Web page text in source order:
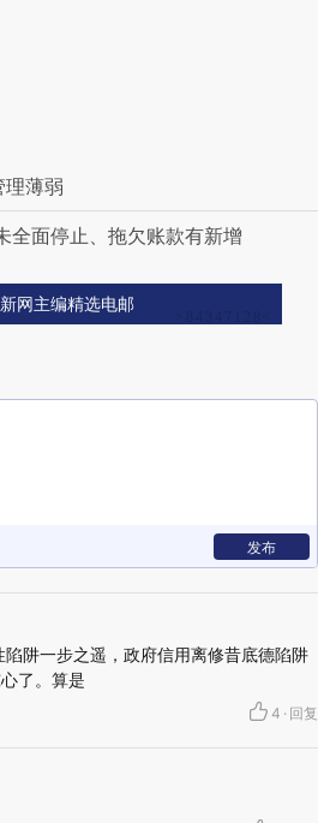
薄弱
全面停止、拖欠账款有新增
网主编精选电邮
发布
阱一步之遥，政府信用离修昔底德陷阱
了。算是
4 · 回复